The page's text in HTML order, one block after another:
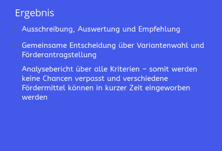
Ergebnis
Ausschreibung, Auswertung und Empfehlung
Gemeinsame Entscheidung über Variantenwahl und
Förderantragstellung
Analysebericht über alle Kriterien – somit werden
keine Chancen verpasst und verschiedene
Fördermittel können in kurzer Zeit eingeworben
werden